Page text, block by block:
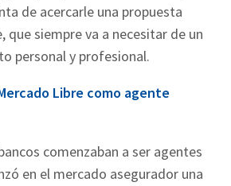
de acercarle una propuesta
que siempre va a necesitar de un
personal y profesional.
Libre como agente
comenzaban a ser agentes
en el mercado asegurador una